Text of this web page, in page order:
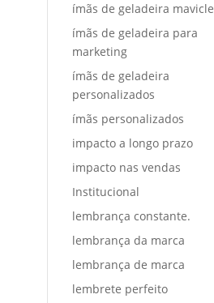
ímãs de geladeira mavicle
ímãs de geladeira para
marketing
ímãs de geladeira
personalizados
ímãs personalizados
impacto a longo prazo
impacto nas vendas
Institucional
lembrança constante.
lembrança da marca
lembrança de marca
lembrete perfeito